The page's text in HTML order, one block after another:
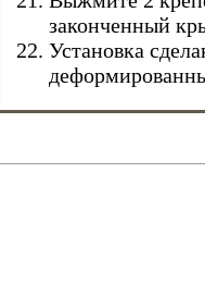
законченный
Установка